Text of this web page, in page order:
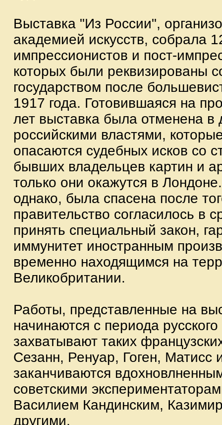
Выставка "Из России",
академией искусств, собрала
импрессионистов и пост-
которых были реквизированы
государством после
1917 года. Готовившаяся на
лет выставка была отменена в
российскими властями,
опасаются судебных исков со
бывших владельцев картин и
только они окажутся в
однако, была спасена после
правительство согласилось в
принять специальный закон,
иммунитет иностранным
временно находящимся на
Великобритании.
Работы, представленные на
начинаются с периода
захватывают таких
Сезанн, Ренуар, Гоген, Матисс
заканчиваются
советскими
Василием Кандинским,
другими.